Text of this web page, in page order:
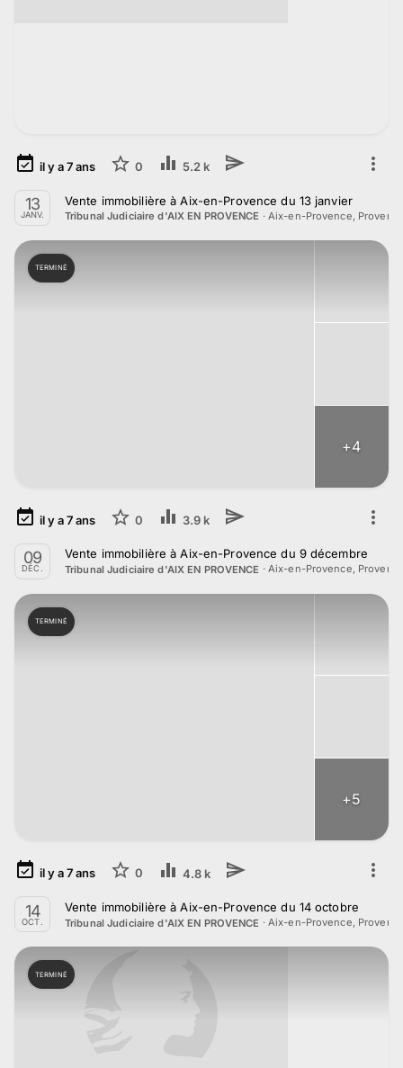
il y a7ans 0 5.2 k
13
JANV.
Vente immobilière à Aix-en-Provence du 13 janvier
Tribunal Judiciaire d'AIX EN PROVENCE · Aix-en-Provence,
TERMINÉ
+4
il y a7ans 0 3.9 k
09
DÉC.
Vente immobilière à Aix-en-Provence du 9 décembre
Tribunal Judiciaire d'AIX EN PROVENCE · Aix-en-Provence,
TERMINÉ
+5
il y a7ans 0 4.8 k
14
OCT.
Vente immobilière à Aix-en-Provence du 14 octobre
Tribunal Judiciaire d'AIX EN PROVENCE · Aix-en-Provence,
TERMINÉ